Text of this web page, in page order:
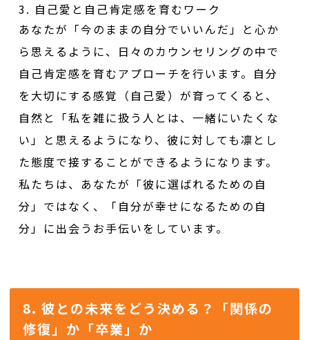
3. 自己愛と自己肯定感を育むワーク
あなたが「今のままの自分でいいんだ」と心か
ら思えるように、日々のカウンセリングの中で
自己肯定感を育むアプローチを行います。自分
を大切にする感覚（自己愛）が育ってくると、
自然と「私を雑に扱う人とは、一緒にいたくな
い」と思えるようになり、彼に対しても凛とし
た態度で接することができるようになります。
私たちは、あなたが「彼に選ばれるための自
分」ではなく、「自分が幸せになるための自
分」に出会うお手伝いをしています。
8. 彼との未来をどう決める？「関係の
修復」か「卒業」か